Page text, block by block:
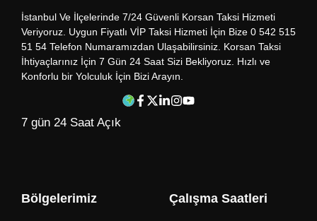
İstanbul Ve İlçelerinde 7/24 Güvenli Korsan Taksi Hizmeti
Veriyoruz. Uygun Fiyatlı VİP Taksi Hizmeti İçin Bize 0 542 515
51 54 Telefon Numaramızdan Ulaşabilirsiniz. Korsan Taksi
İhtiyaçlarınız İçin 7 Gün 24 Saat Sizi Bekliyoruz. Hızlı ve
Konforlu bir Yolculuk İçin Bizi Arayın.
7 gün 24 Saat Açık
Bölgelerimiz Çalışma Saatleri